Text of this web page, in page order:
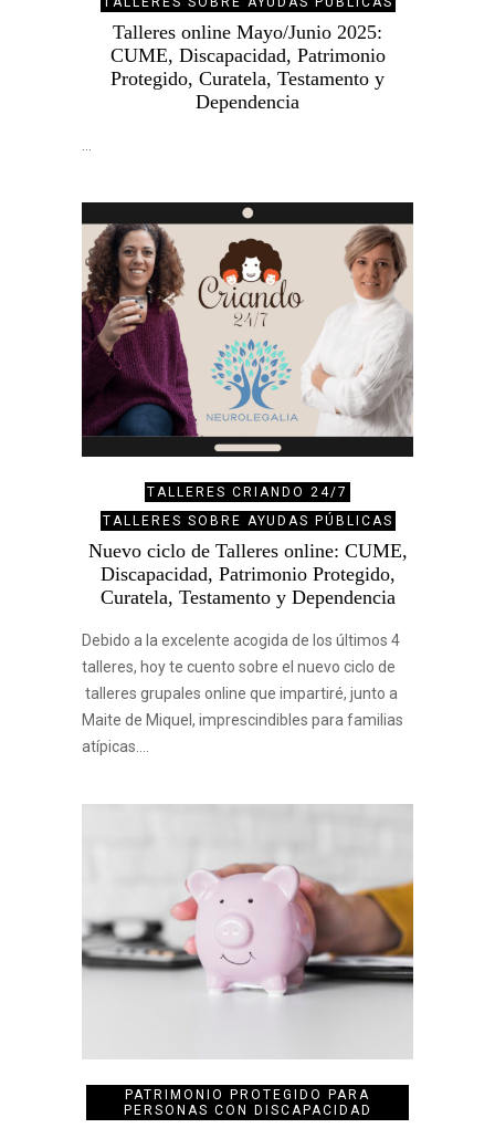
Talleres online Mayo/Junio 2025:
CUME, Discapacidad, Patrimonio
Protegido, Curatela, Testamento y
Dependencia
TALLERES CRIANDO 24/7
TALLERES SOBRE AYUDAS PÚBLICAS
Nuevo ciclo de Talleres online: CUME,
Discapacidad, Patrimonio Protegido,
Curatela, Testamento y Dependencia
Debido a la excelente acogida de los últimos 4
talleres, hoy te cuento sobre el nuevo ciclo de
talleres grupales online que impartiré, junto a
Maite de Miquel, imprescindibles para familias
atípicas.…
PATRIMONIO PROTEGIDO PARA
PERSONAS CON DISCAPACIDAD